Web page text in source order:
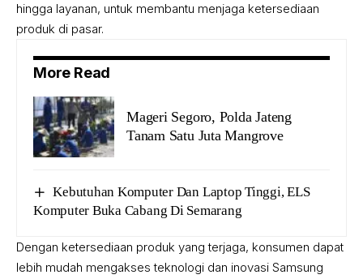
hingga layanan, untuk membantu menjaga ketersediaan
produk di pasar.
More Read
Mageri Segoro, Polda Jateng
Tanam Satu Juta Mangrove
Kebutuhan Komputer Dan Laptop Tinggi, ELS
Komputer Buka Cabang Di Semarang
Dengan ketersediaan produk yang terjaga, konsumen dapat
lebih mudah mengakses teknologi dan inovasi Samsung